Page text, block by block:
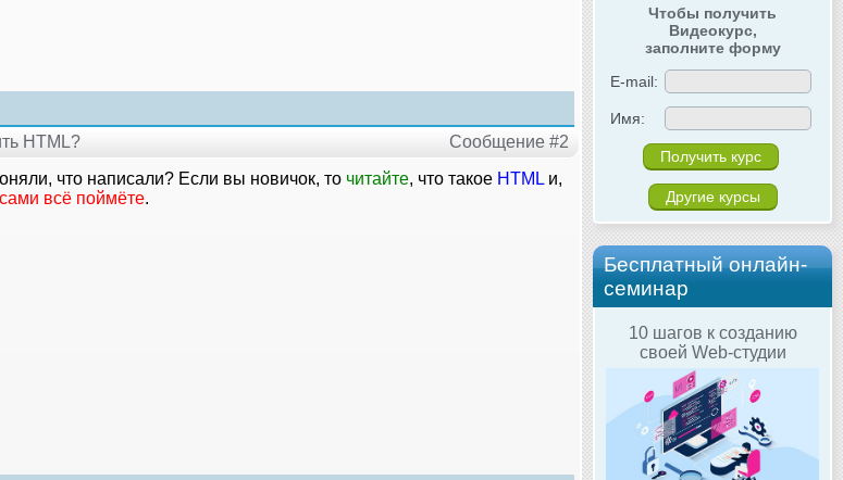
Чтобы получить
Видеокурс,
заполните форму
E-mail:
Имя:
Другие курсы
Бесплатный онлайн-
семинар
10 шагов к созданию
своей Web-студии
HTML?
Сообщение #2
что написали? Если вы новичок, то читайте, что такое HTML и,
всё поймёте.